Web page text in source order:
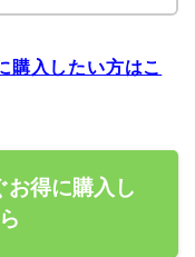
購入したい方はこ
お得に購入し